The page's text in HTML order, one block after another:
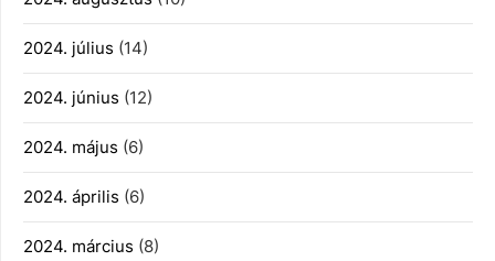
2024. július (14)
2024. június (12)
2024. május (6)
2024. április (6)
2024. március (8)